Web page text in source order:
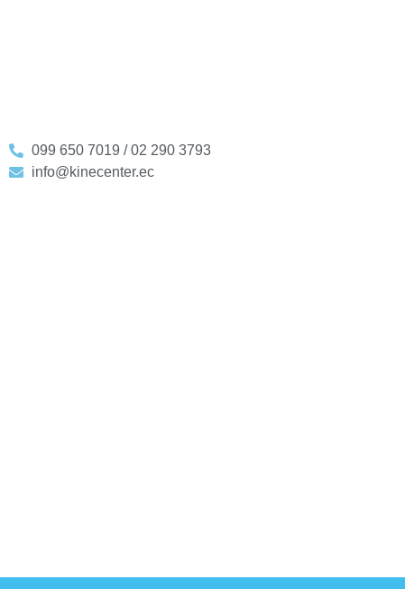
099 650 7019 / 02 290 3793
info@kinecenter.ec